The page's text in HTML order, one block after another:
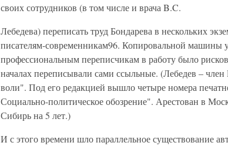
своих сотрудников (в том числе и врача B.C.
Лебедева) переписать труд Бондарева в нескольких
писателям-современникам96. Копировальной машины
профессиональным переписчикам в работу было
началах переписывали сами ссыльные. (Лебедев –
воли". Под его редакцией вышло четыре номера
Социально-политическое обозрение". Арестован в
Сибирь на 5 лет.)
И с этого времени шло параллельное существование